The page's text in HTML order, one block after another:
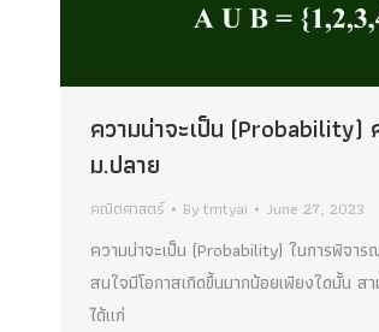
ความน่าจะเป็น
ม.ปลาย
คณิตศาสตร์ Bytmtyai June 27, 2023
ความน่าจะเป็น (Probability) ในการพิจาร
สนใจมีโอกาสเกิดขึ้นมากน้อยเพียงใดนั้น ส
ได้แก่